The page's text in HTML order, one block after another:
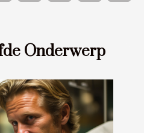
Onderwerp